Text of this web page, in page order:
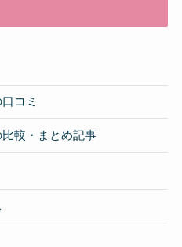
コミ
較・まとめ記事